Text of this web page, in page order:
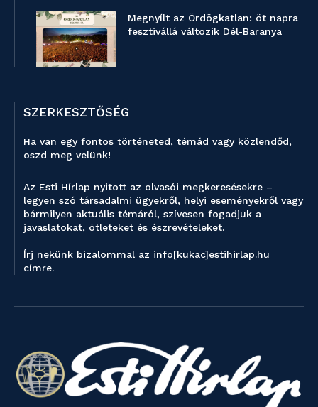
Megnyílt az Ördögkatlan: öt napra
fesztivállá változik Dél-Baranya
SZERKESZTŐSÉG
Ha van egy fontos történeted, témád vagy közlendőd,
oszd meg velünk!
Az Esti Hírlap nyitott az olvasói megkeresésekre –
legyen szó társadalmi ügyekről, helyi eseményekről vagy
bármilyen aktuális témáról, szívesen fogadjuk a
javaslatokat, ötleteket és észrevételeket.
Írj nekünk bizalommal az info[kukac]estihirlap.hu
címre.